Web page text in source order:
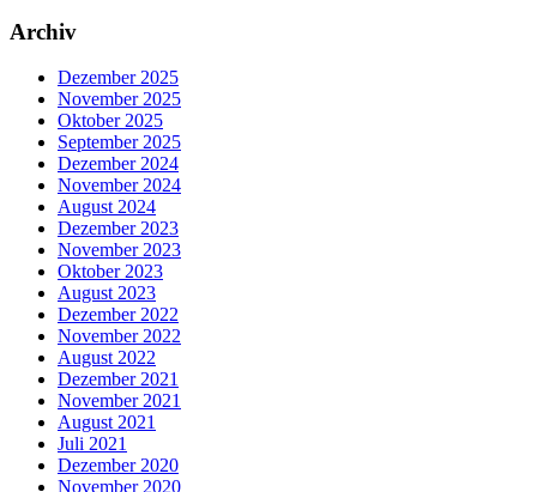
Archiv
Dezember 2025
November 2025
Oktober 2025
September 2025
Dezember 2024
November 2024
August 2024
Dezember 2023
November 2023
Oktober 2023
August 2023
Dezember 2022
November 2022
August 2022
Dezember 2021
November 2021
August 2021
Juli 2021
Dezember 2020
November 2020